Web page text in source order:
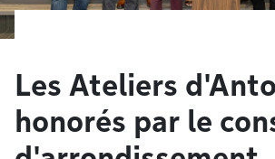
Les Ateliers
honorés par le